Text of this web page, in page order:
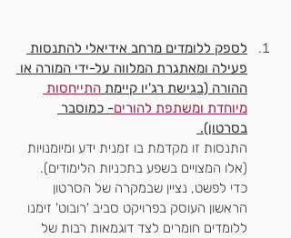
לספק ללומדים מרחב אידיאלי להתנסות
פעילה ומאתגרת המלווה על-ידי המורה או
ההורה (בגישת רג'יו קיימת התייחסות
מיוחדת ומשתפת להורים- כמוסבר
בסרטון).
התנסות זו מקדמת בו זמנית ידע ומיומנויות
(אלו המצויים בשפע בתכניות הלימודים).
כדי לפשט, נציין שבמקרה של הסרטון
הראשון העוסק בפרויקט סביב 'רובוט' זימנו
ללומדים חומרים לצד דוגמאות רבות של